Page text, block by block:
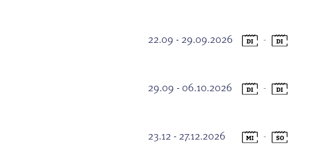
22.09 - 29.09.2026 -
29.09 - 06.10.2026 -
23.12 - 27.12.2026 -